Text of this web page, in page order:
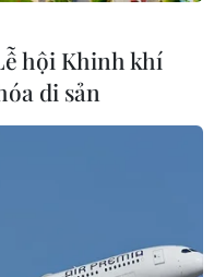
hội Khinh khí
di sản